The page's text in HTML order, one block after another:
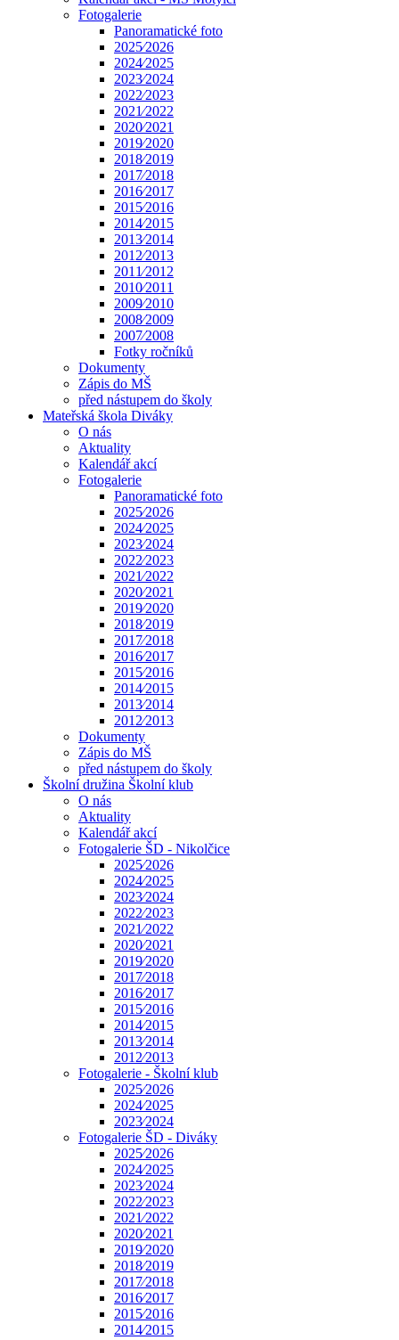
Fotogalerie
Panoramatické foto
2025⁄2026
2024⁄2025
2023⁄2024
2022⁄2023
2021⁄2022
2020⁄2021
2019⁄2020
2018⁄2019
2017⁄2018
2016⁄2017
2015⁄2016
2014⁄2015
2013⁄2014
2012⁄2013
2011⁄2012
2010⁄2011
2009⁄2010
2008⁄2009
2007⁄2008
Fotky ročníků
Dokumenty
Zápis do MŠ
před nástupem do školy
Mateřská škola Diváky
O nás
Aktuality
Kalendář akcí
Fotogalerie
Panoramatické foto
2025⁄2026
2024⁄2025
2023⁄2024
2022⁄2023
2021⁄2022
2020⁄2021
2019⁄2020
2018⁄2019
2017⁄2018
2016⁄2017
2015⁄2016
2014⁄2015
2013⁄2014
2012⁄2013
Dokumenty
Zápis do MŠ
před nástupem do školy
Školní družina Školní klub
O nás
Aktuality
Kalendář akcí
Fotogalerie ŠD - Nikolčice
2025⁄2026
2024⁄2025
2023⁄2024
2022⁄2023
2021⁄2022
2020⁄2021
2019⁄2020
2017⁄2018
2016⁄2017
2015⁄2016
2014⁄2015
2013⁄2014
2012⁄2013
Fotogalerie - Školní klub
2025⁄2026
2024⁄2025
2023⁄2024
Fotogalerie ŠD - Diváky
2025⁄2026
2024⁄2025
2023⁄2024
2022⁄2023
2021⁄2022
2020⁄2021
2019⁄2020
2018⁄2019
2017⁄2018
2016⁄2017
2015⁄2016
2014⁄2015